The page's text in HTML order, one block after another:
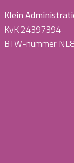
Klein
KvK 24397394
BTW-nummer